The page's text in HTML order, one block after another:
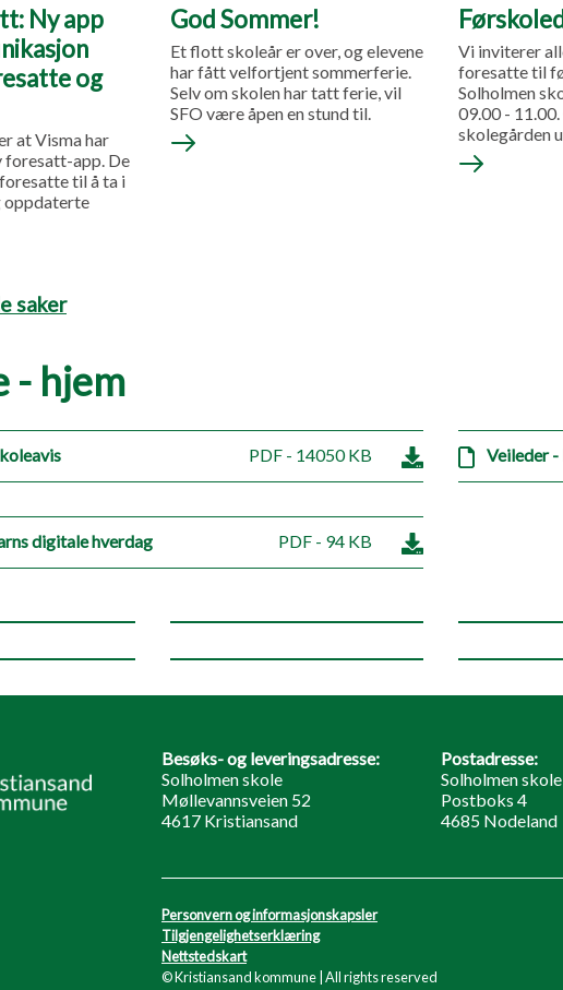
Ny app
og
at Visma har
foresatt-app. De
til å ta i
oppdaterte
God Sommer!
Et flott skoleår er over, og elevene
har fått velfortjent sommerferie.
Selv om skolen har tatt ferie, vil
SFO være åpen en stund til.
Vi inviterer
foresatte til
Solholmen
09.00 -
skolegården
saker
- hjem
PDF - 14050 KB Veileder
digitale hverdag PDF - 94 KB
Besøks- og leveringsadresse:
Solholmen skole
Møllevannsveien 52
4617 Kristiansand
Postadresse:
Solholmen skole
Postboks 4
4685 Nodeland
Personvern og informasjonskapsler
Tilgjengelighetserklæring
Nettstedskart
© Kristiansand kommune | All rights reserved